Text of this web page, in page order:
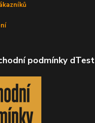
podmínky dTest